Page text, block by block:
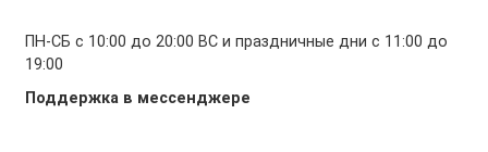
ПН-СБ с 10:00 до 20:00 ВС и праздничные дни с 11:00 до
19:00
Поддержка в мессенджере